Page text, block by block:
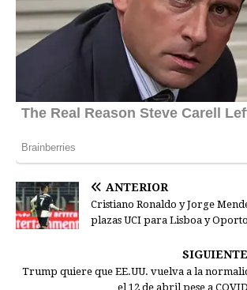
ANTERIOR
Cristiano Ronaldo y Jorge
plazas UCI para Lisboa y Oporto
SIGUIENTE
Trump quiere que EE.UU. vuelva a la
el 12 de abril pese a